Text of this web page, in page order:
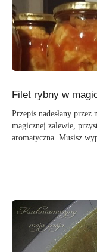
Filet rybny w
Przepis nadesłany
magicznej zalewie,
aromatyczna. Musisz